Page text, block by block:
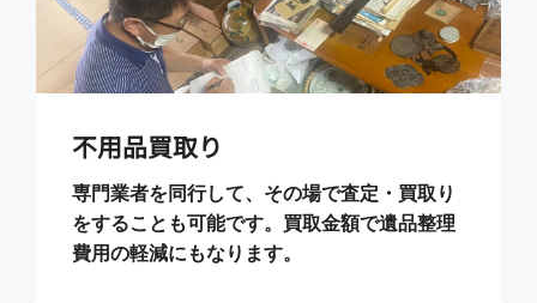
不用品買取り
専門業者を同行して、その場で査定・買取り
をすることも可能です。買取金額で遺品整理
費用の軽減にもなります。